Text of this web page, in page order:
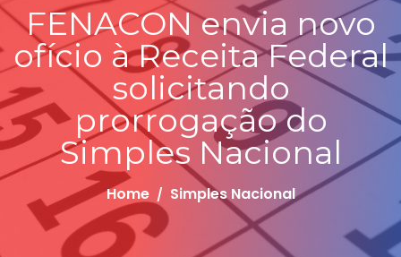
FENACON envia novo
ofício à Receita Federal
solicitando
prorrogação do
Simples Nacional
Home Simples Nacional